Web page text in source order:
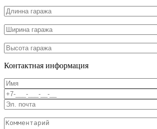
Контактная информация